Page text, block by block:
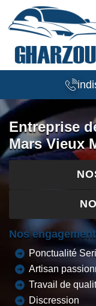
Entreprise
Mars Vieux
Nos
Ponctualité
Artisan
Travail de
Discression